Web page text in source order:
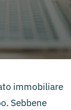
immobiliare
Sebbene